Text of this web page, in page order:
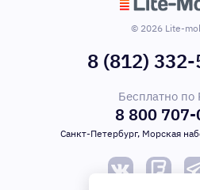
© 2026 Lite-
8 (812)
Бесплатно по
8 800
Санкт-Петербург, Морская